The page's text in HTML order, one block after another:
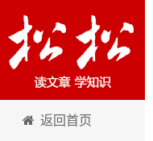
卢松松博客
返回首页